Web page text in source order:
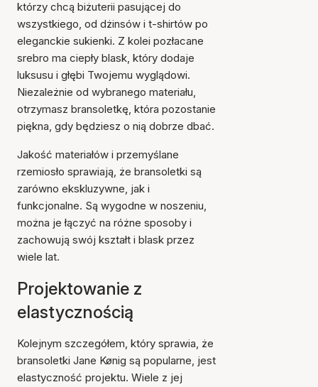
którzy chcą biżuterii pasującej do
wszystkiego, od dżinsów i t-shirtów po
eleganckie sukienki. Z kolei pozłacane
srebro ma ciepły blask, który dodaje
luksusu i głębi Twojemu wyglądowi.
Niezależnie od wybranego materiału,
otrzymasz bransoletkę, która pozostanie
piękna, gdy będziesz o nią dobrze dbać.
Jakość materiałów i przemyślane
rzemiosło sprawiają, że bransoletki są
zarówno ekskluzywne, jak i
funkcjonalne. Są wygodne w noszeniu,
można je łączyć na różne sposoby i
zachowują swój kształt i blask przez
wiele lat.
Projektowanie z
elastycznością
Kolejnym szczegółem, który sprawia, że
bransoletki Jane Kønig są popularne, jest
elastyczność projektu. Wiele z jej